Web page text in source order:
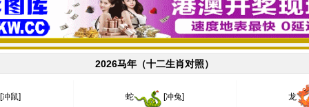
2026马年（十二生肖对照）
鼠] 蛇 [冲兔] 龙